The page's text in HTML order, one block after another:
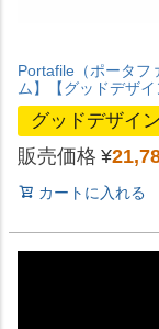
Portafile（ポータフ
ム】【グッドデザイ
グッドデザイ
販売価格 ¥
カートに入れる